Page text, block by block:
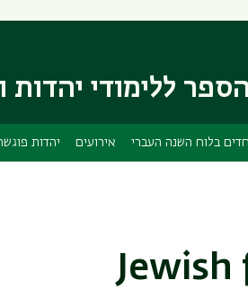
ראשי
ללימודי יהדות
בלוח השנה העברי אירועים יהדות